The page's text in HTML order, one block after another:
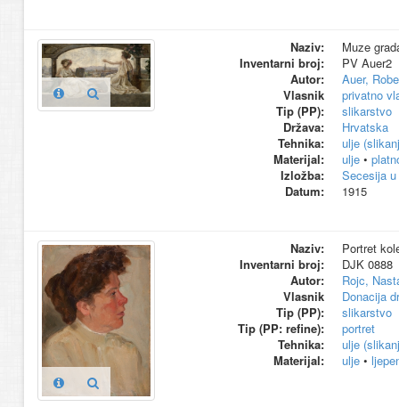
Naziv:
Muze
Inventarni broj:
PV Auer2
Autor:
Auer,
Vlasnik
privatno
Tip (PP):
slikarstvo
Država:
Hrvatska
Tehnika:
ulje
Materijal:
ulje•
Izložba:
Secesija
Datum:
1915
Naziv:
Portret
Inventarni broj:
DJK 0888
Autor:
Rojc,
Vlasnik
Donacija
Tip (PP):
slikarstvo
Tip (PP: refine):
portret
Tehnika:
ulje
Materijal:
ulje•